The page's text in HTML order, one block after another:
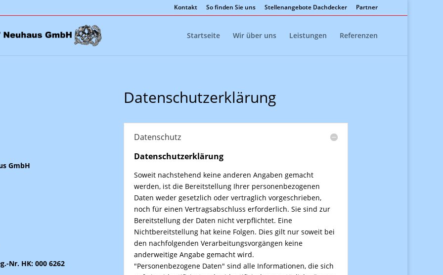
Kontakt So finden Sie uns Stellenangebote Dachdecker Partner
Startseite Wir über uns Leistungen Referenzen
GmbH
Nr. HK: 000 6262
Datenschutzerklärung
Datenschutz
Datenschutzerklärung
Soweit nachstehend keine anderen Angaben gemacht
werden, ist die Bereitstellung Ihrer personenbezogenen
Daten weder gesetzlich oder vertraglich vorgeschrieben,
noch für einen Vertragsabschluss erforderlich. Sie sind zur
Bereitstellung der Daten nicht verpflichtet. Eine
Nichtbereitstellung hat keine Folgen. Dies gilt nur soweit bei
den nachfolgenden Verarbeitungsvorgängen keine
anderweitige Angabe gemacht wird.
"Personenbezogene Daten" sind alle Informationen, die sich